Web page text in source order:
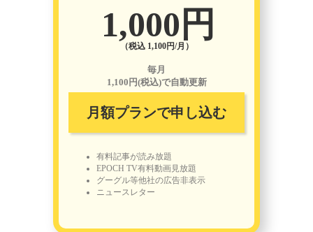
1,000円
（税込 1,100円/月）
毎月
1,100円(税込)で自動更新
月額プランで申し込む
有料記事が読み放題
EPOCH TV有料動画見放題
グーグル等他社の広告非表示
ニュースレター